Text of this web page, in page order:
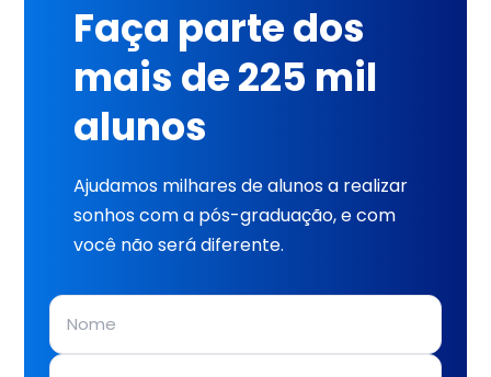
Faça parte dos
mais de 225 mil
alunos
Ajudamos milhares de alunos a realizar
sonhos com a pós-graduação, e com
você não será diferente.